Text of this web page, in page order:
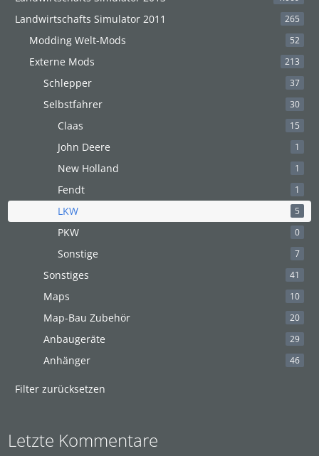
Landwirtschafts Simulator 2011 265
Modding Welt-Mods 52
Externe Mods 213
Schlepper 37
Selbstfahrer 30
Claas 15
John Deere 1
New Holland 1
Fendt 1
LKW 5
PKW 0
Sonstige 7
Sonstiges 41
Maps 10
Map-Bau Zubehör 20
Anbaugeräte 29
Anhänger 46
Filter zurücksetzen
Letzte Kommentare